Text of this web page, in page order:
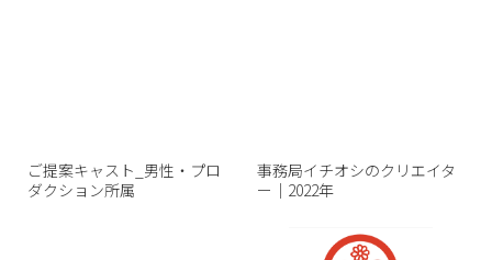
ご提案キャスト_男性・プロ
ダクション所属
事務局イチオシのクリエイタ
ー｜2022年